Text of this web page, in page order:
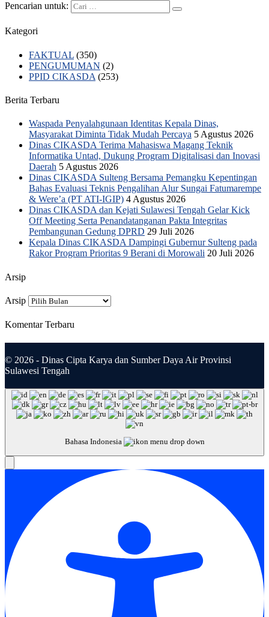
Pencarian untuk:
Kategori
FAKTUAL (350)
PENGUMUMAN (2)
PPID CIKASDA (253)
Berita Terbaru
Waspada Penyalahgunaan Identitas Kepala Dinas,
Masyarakat Diminta Tidak Mudah Percaya 5 Agustus 2026
Dinas CIKASDA Terima Mahasiswa Magang Teknik
Informatika Untad, Dukung Program Digitalisasi dan Inovasi
Daerah 5 Agustus 2026
Dinas CIKASDA Sulteng Bersama Pemangku Kepentingan
Bahas Evaluasi Teknis Pengalihan Alur Sungai Fatumarempe
& Were’a (PT ATI-IGIP) 4 Agustus 2026
Dinas CIKASDA dan Kejati Sulawesi Tengah Gelar Kick
Off Meeting Serta Penandatanganan Pakta Integritas
Pembangunan Gedung DPRD 29 Juli 2026
Kepala Dinas CIKASDA Dampingi Gubernur Sulteng pada
Rakor Program Prioritas 9 Berani di Morowali 20 Juli 2026
Arsip
Arsip
Komentar Terbaru
© 2026 - Dinas Cipta Karya dan Sumber Daya Air Provinsi
Sulawesi Tengah
Bahasa Indonesia